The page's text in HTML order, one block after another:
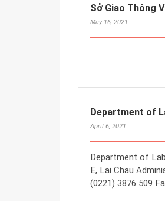
Sở Giao Thông
May 16, 2021
Department of
April 6, 2021
Department of
E, Lai Chau
(0221) 3876 509